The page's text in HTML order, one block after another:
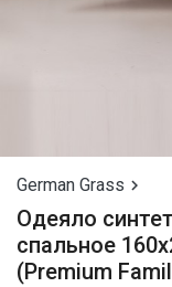
German Grass 
Одеяло
спальное
(Premium